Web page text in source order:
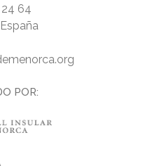
24 64
POR: